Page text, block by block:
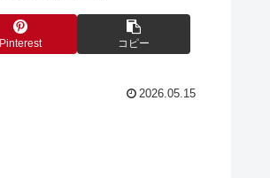
Pinterest コピー
2026.05.15